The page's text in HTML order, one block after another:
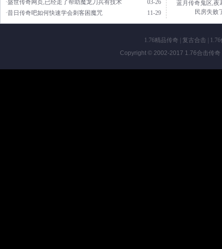
03-26
·盛世传奇网页,已经走了帮助魔龙刀兵有技术
11-29
·昔日传奇吧如何快速学会刺客困魔咒
蓝月传奇鬼区,夜
民房失败
1.76精品传奇 复古合击|
Copyright © 2002-2017 1.76合击传奇